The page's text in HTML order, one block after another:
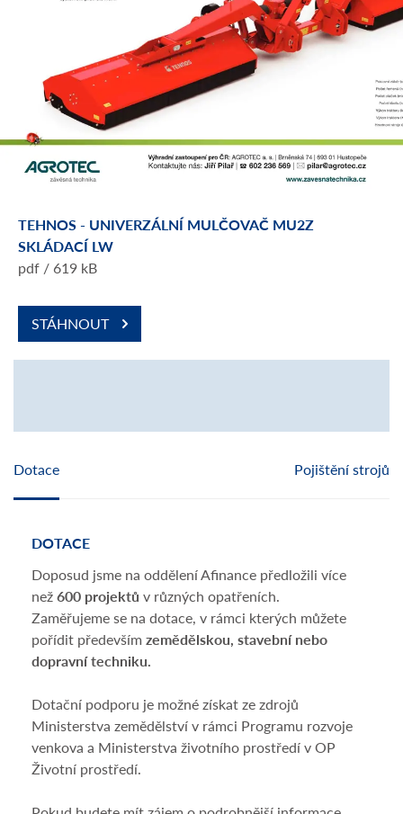
TEHNOS - UNIVERZÁLNÍ MULČOVAČ MU2Z
SKLÁDACÍ LW
pdf / 619 kB
STÁHNOUT
Dotace Pojištění strojů
DOTACE
Doposud jsme na oddělení Afinance předložili více
než600 projektů v různých opatřeních.
Zaměřujeme se na dotace, v rámci kterých můžete
pořídit především zemědělskou, stavební nebo
dopravní techniku.
Dotační podporu je možné získat ze zdrojů
Ministerstva zemědělství v rámci Programu rozvoje
venkova a Ministerstva životního prostředí v OP
Životní prostředí.